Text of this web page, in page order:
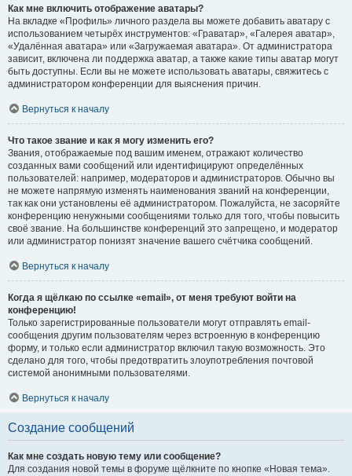
Как мне включить отображение аватары?
На вкладке «Профиль» личного раздела вы можете добавить аватару с
использованием четырёх инструментов: «Граватар», «Галерея аватар»,
«Удалённая аватара» или «Загружаемая аватара». От администратора
зависит, включена ли поддержка аватар, а также какие типы аватар могут
быть доступны. Если вы не можете использовать аватары, свяжитесь с
администратором конференции для выяснения причин.
Вернуться к началу
Что такое звание и как я могу изменить его?
Звания, отображаемые под вашим именем, отражают количество
созданных вами сообщений или идентифицируют определённых
пользователей: например, модераторов и администраторов. Обычно вы
не можете напрямую изменять наименования званий на конференции,
так как они установлены её администратором. Пожалуйста, не засоряйте
конференцию ненужными сообщениями только для того, чтобы повысить
своё звание. На большинстве конференций это запрещено, и модератор
или администратор понизят значение вашего счётчика сообщений.
Вернуться к началу
Когда я щёлкаю по ссылке «email», от меня требуют войти на
конференцию!
Только зарегистрированные пользователи могут отправлять email-
сообщения другим пользователям через встроенную в конференцию
форму, и только если администратор включил такую возможность. Это
сделано для того, чтобы предотвратить злоупотребления почтовой
системой анонимными пользователями.
Вернуться к началу
Создание сообщений
Как мне создать новую тему или сообщение?
Для создания новой темы в форуме щёлкните по кнопке «Новая тема».